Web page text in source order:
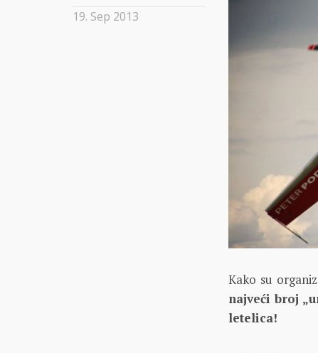
Kako su
najveći broj
letelica!
19. Sep 2013